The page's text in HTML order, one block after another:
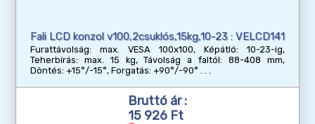
Fali LCD konzol v100,2csuklós,15kg,10-23 : VELCD141
Furattávolság: max. VESA 100x100, Képátló: 10-23-ig,
Teherbírás: max. 15 kg, Távolság a faltól: 88-408 mm,
Döntés: +15°/-15°, Forgatás: +90°/-90°
Bruttó ár :
15 926 Ft